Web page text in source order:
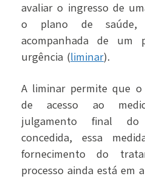
avaliar o ingresso de
o plano de saúde,
acompanhada de um
urgência (liminar).
A liminar permite que
de acesso ao
julgamento final do
concedida, essa
fornecimento do
processo ainda está em